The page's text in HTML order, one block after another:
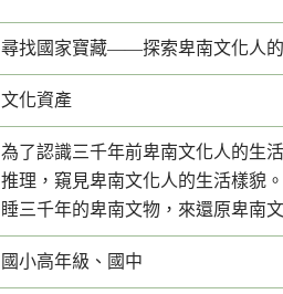
尋找國家寶藏——探索卑南文化人
文化資產
為了認識三千年前卑南文化人的生
推理，窺見卑南文化人的生活樣貌
睡三千年的卑南文物，來還原卑南
國小高年級、國中